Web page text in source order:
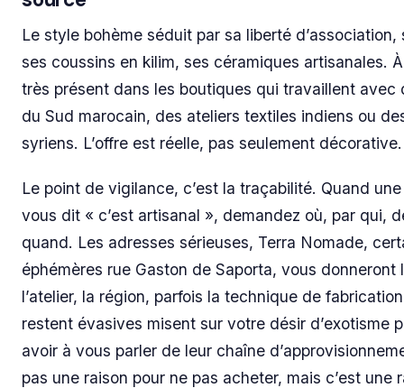
Le style bohème séduit par sa liberté d’association,
ses coussins en kilim, ses céramiques artisanales.
très présent dans les boutiques qui travaillent avec
du Sud marocain, des ateliers textiles indiens ou
syriens. L’offre est réelle, pas seulement décorative.
Le point de vigilance, c’est la traçabilité. Quand
vous dit « c’est artisanal », demandez où, par qui,
quand. Les adresses sérieuses, Terra Nomade,
éphémères rue Gaston de Saporta, vous donneront
l’atelier, la région, parfois la technique de
restent évasives misent sur votre désir d’exotisme
avoir à vous parler de leur chaîne
pas une raison pour ne pas acheter, mais c’est une